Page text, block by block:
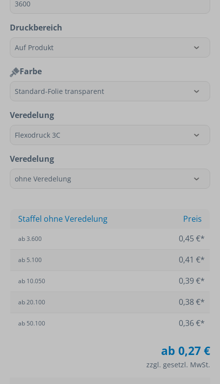
Druckbereich
Farbe
Veredelung
Veredelung
Staffel ohne Veredelung Preis
ab3.600 0,45 €*
ab 5.100 0,41 €*
ab 10.050 0,39 €*
ab20.100 0,38 €*
ab 50.100 0,36 €*
ab 0,27 €
zzgl. gesetzl. MwSt.